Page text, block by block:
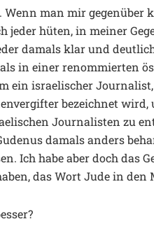
man mir gegenüber
jeder hüten, in meiner
damals klar und
in einer renommierten
ein israelischer
bezeichnet
Journalisten zu
damals anders
Ich habe aber doch das
das Wort Jude in den